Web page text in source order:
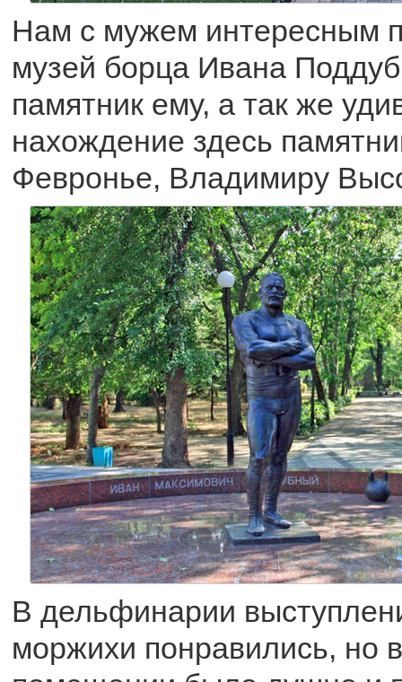
Нам с мужем интересным
музей борца Ивана
памятник ему, а так же
нахождение здесь
Февронье, Владимиру
В дельфинарии
моржихи понравились, но